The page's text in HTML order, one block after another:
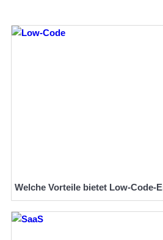
Welche Vorteile bietet Low-Code-